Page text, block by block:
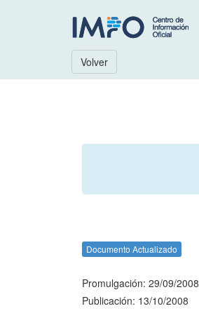
Volver
Documento Actualizado
Promulgación: 29/09/2008
Publicación: 13/10/2008